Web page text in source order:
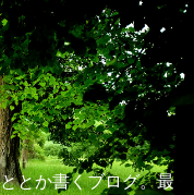
とか書くブログ。最